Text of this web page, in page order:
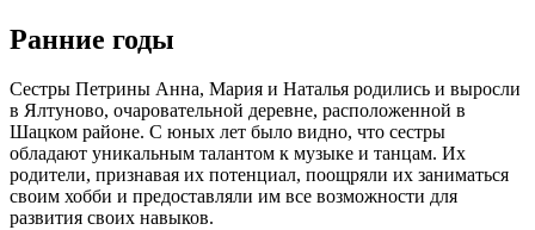
Ранние годы
Сестры Петрины Анна, Мария и Наталья родились и выросли
в Ялтуново, очаровательной деревне, расположенной в
Шацком районе. С юных лет было видно, что сестры
обладают уникальным талантом к музыке и танцам. Их
родители, признавая их потенциал, поощряли их заниматься
своим хобби и предоставляли им все возможности для
развития своих навыков.